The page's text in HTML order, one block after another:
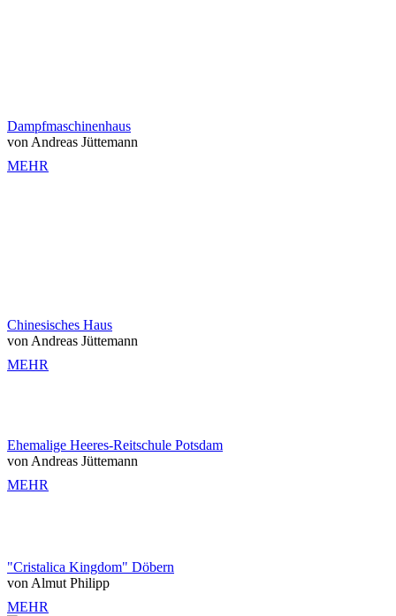
Dampfmaschinenhaus
von Andreas Jüttemann
MEHR
Chinesisches Haus
von Andreas Jüttemann
MEHR
Ehemalige Heeres-Reitschule Potsdam
von Andreas Jüttemann
MEHR
"Cristalica Kingdom" Döbern
von Almut Philipp
MEHR